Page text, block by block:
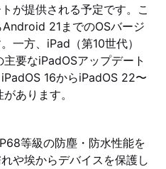
が提供される予定です。こ
21までのOSバージ
一方、iPad（第10世代）
要なiPadOSアップデート
16からiPadOS 22〜
あります。
等級の防塵・防水性能を
や埃からデバイスを保護し